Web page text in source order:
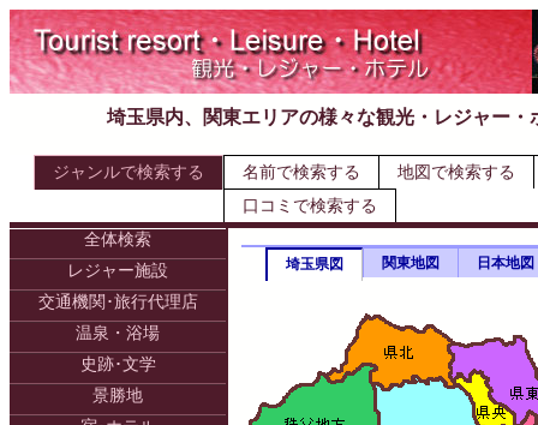
埼玉県内、関東エリアの様々な観光・レジャー
ジャンルで検索する 名前で検索する
地図で検索する
口コミで検索する
全体検索
レジャー施設
交通機関･旅行代理店
温泉・浴場
史跡･文学
景勝地
埼玉県図 関東地図 日本地図